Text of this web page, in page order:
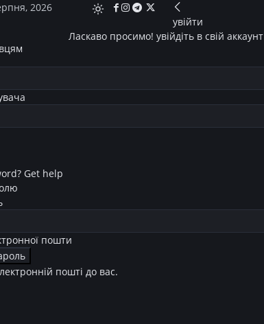
2026
увійти
Ласкаво просимо! увійдіть в свій аккаунт
Get help
пошти
пошті до вас.